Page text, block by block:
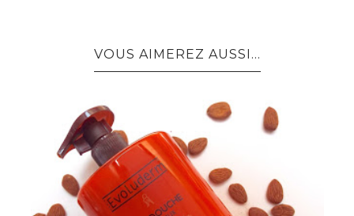
VOUS AIMEREZ AUSSI...